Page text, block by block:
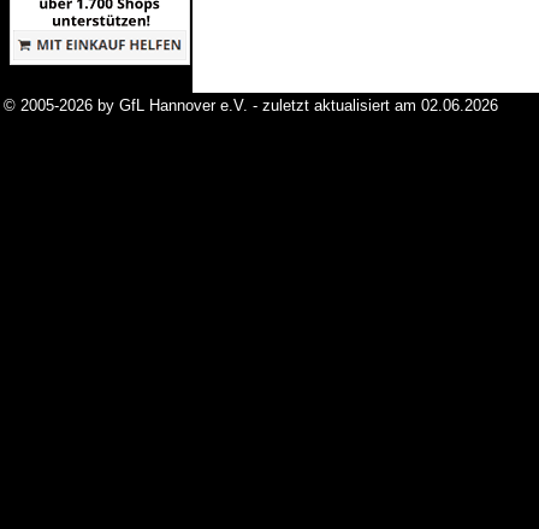
© 2005-2026 by GfL Hannover e.V. - zuletzt aktualisiert am 02.06.2026